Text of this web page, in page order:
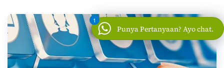
Punya Pertanyaan? Ayo chat.
1